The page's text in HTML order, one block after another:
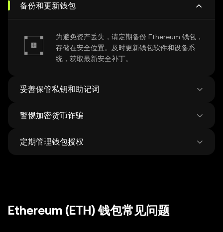
备份和更新钱包
为避免资产丢失，请定期备份 Ethereum 钱包，
存储在安全位置。及时更新钱包软件和设备系
统，获取最新安全补丁。
妥善保管私钥和助记词
在联网设备上保存助记词存在风险，请使用线下
何人。
警惕加密货币诈骗
定期管理钱包授权
Ethereum (ETH) 钱包常见问题